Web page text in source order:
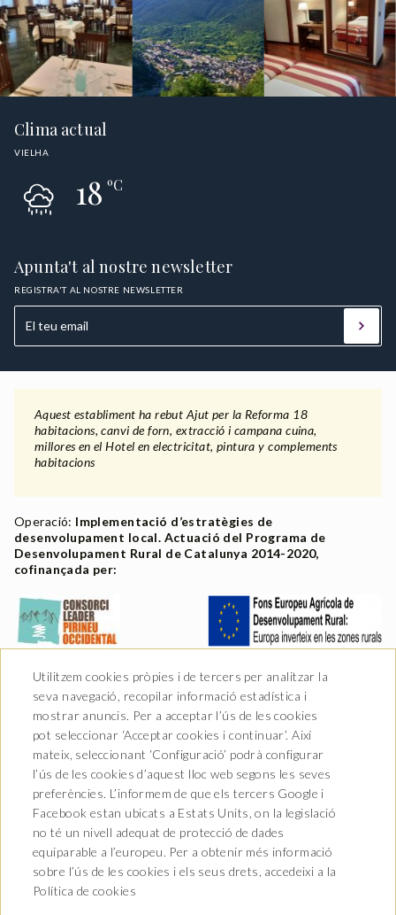
Clima actual
VIELHA
18ºC
Apunta't al nostre newsletter
REGISTRA'T AL NOSTRE NEWSLETTER
Aquest establiment ha rebut Ajut per la Reforma 18
habitacions, canvi de forn, extracció i campana cuina,
millores en el Hotel en electricitat, pintura y complements
habitacions
Operació: Implementació d’estratègies de
desenvolupament local. Actuació del Programa de
Desenvolupament Rural de Catalunya 2014-2020,
cofinançada per:
Av. Castiero 7 - 25530 Vielha,
Lleida
T. 973 64 00 00
info@hotelurogallo.com
Utilitzem cookies pròpies i de tercers per analitzar la
seva navegació, recopilar informació estadística i
mostrar anuncis. Per a acceptar l’ús de les cookies
pot seleccionar ‘Acceptar cookies i continuar’. Així
mateix, seleccionant ‘Configuració’ podrà configurar
l’ús de les cookies d’aquest lloc web segons les seves
preferències. L’informem de que els tercers Google i
Facebook estan ubicats a Estats Units, on la legislació
no té un nivell adequat de protecció de dades
equiparable a l’europeu. Per a obtenir més informació
sobre l’ús de les cookies i els seus drets, accedeixi a la
Política de cookies